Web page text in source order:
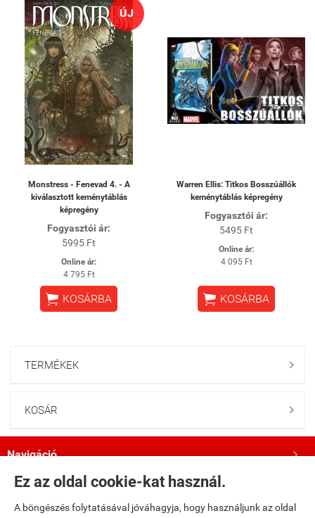
Ez az oldal cookie-kat használ.
A böngészés folytatásával jóváhagyja, hogy használjunk az oldal
ÚJ
Monstress - Fenevad 4. - A
kiválasztott keménytáblás
képregény
Fogyasztói ár:
5995 Ft
Online ár:
4 795 Ft
 KOSÁRBA
Warren Ellis: Titkos Bosszúállók
keménytáblás képregény
Fogyasztói ár:
5495 Ft
Online ár:
4 095 Ft
 KOSÁRBA
TERMÉKEK 
KOSÁR 
Navigáció 
Saját fiók